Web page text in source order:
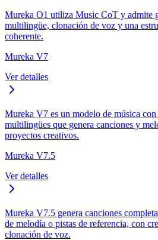
Mureka O1 utiliza Music CoT y admite
multilingüe, clonación de voz y una
coherente.
Mureka V7
Ver detalles
Mureka V7 es un modelo de música
multilingües que genera canciones y
proyectos creativos.
Mureka V7.5
Ver detalles
Mureka V7.5 genera canciones
de melodía o pistas de referencia, con
clonación de voz.